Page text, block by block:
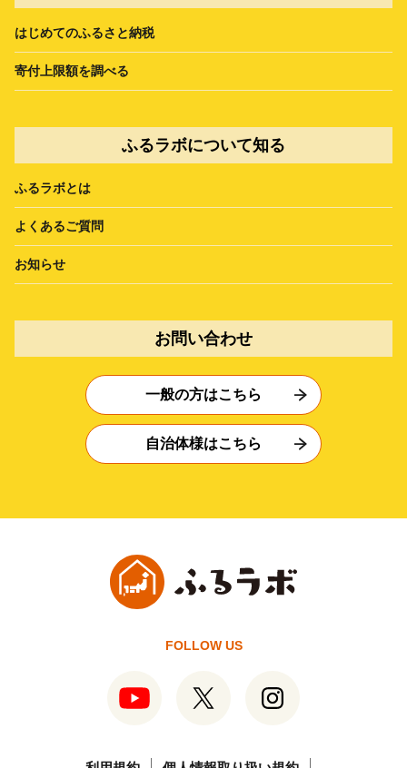
はじめてのふるさと納税
寄付上限額を調べる
ふるラボについて知る
ふるラボとは
よくあるご質問
お知らせ
お問い合わせ
一般の方はこちら
自治体様はこちら
FOLLOW US